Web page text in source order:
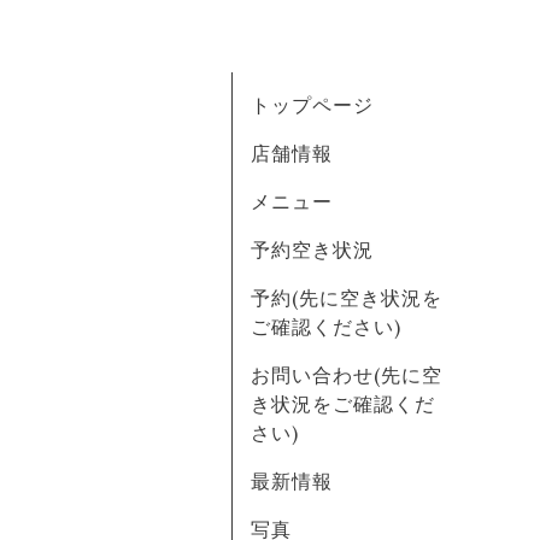
トップページ
店舗情報
メニュー
予約空き状況
予約(先に空き状況を
ご確認ください)
お問い合わせ(先に空
き状況をご確認くだ
さい)
最新情報
写真